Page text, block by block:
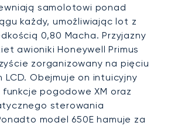
samolotowi ponad
każdy, umożliwiając lot z
0,80 Macha. Przyjazny
awioniki Honeywell Primus
zorganizowany na pięciu
Obejmuje on intuicyjny
pogodowe XM oraz
sterowania
model 650E hamuje za